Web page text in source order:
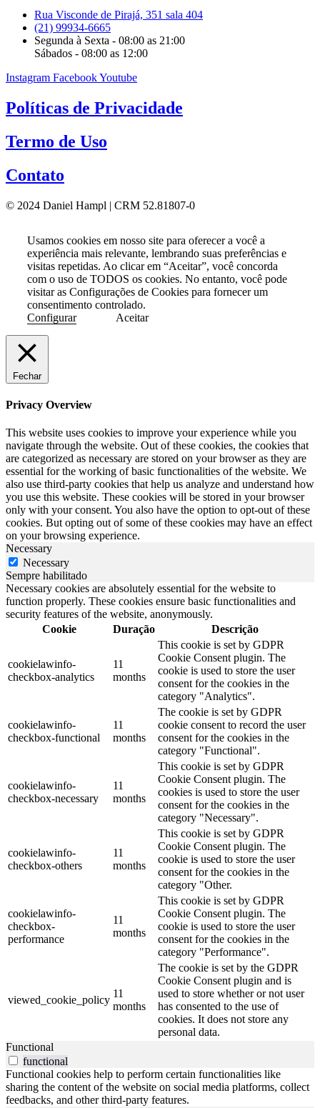
Rua Visconde de Pirajá, 351 sala 404
(21) 99934-6665
Segunda à Sexta - 08:00 as 21:00
Sábados - 08:00 as 12:00
Instagram FacebookYoutube
Políticas de Privacidade
Termo de Uso
Contato
© 2024 Daniel Hampl | CRM 52.81807-0
Usamos cookies em nosso site para oferecer a você a
experiência mais relevante, lembrando suas preferências e
visitas repetidas. Ao clicar em “Aceitar”, você concorda
com o uso de TODOS os cookies. No entanto, você pode
visitar as Configurações de Cookies para fornecer um
consentimento controlado.
Configurar
Aceitar
Fechar
Privacy Overview
This website uses cookies to improve your experience while you
navigate through the website. Out of these cookies, the cookies that
are categorized as necessary are stored on your browser as they are
essential for the working of basic functionalities of the website. We
also use third-party cookies that help us analyze and understand how
you use this website. These cookies will be stored in your browser
only with your consent. You also have the option to opt-out of these
cookies. But opting out of some of these cookies may have an effect
on your browsing experience.
Necessary
Necessary
Sempre habilitado
Necessary cookies are absolutely essential for the website to
function properly. These cookies ensure basic functionalities and
security features of the website, anonymously.
Cookie
Duração Descrição
cookielawinfo-
checkbox-analytics
11
months
This cookie is set by GDPR
Cookie Consent plugin. The
cookie is used to store the user
consent for the cookies in the
category "Analytics".
cookielawinfo-
checkbox-functional
11
months
The cookie is set by GDPR
cookie consent to record the user
consent for the cookies in the
category "Functional".
cookielawinfo-
checkbox-necessary
11
months
This cookie is set by GDPR
Cookie Consent plugin. The
cookies is used to store the user
consent for the cookies in the
category "Necessary".
cookielawinfo-
checkbox-others
11
months
This cookie is set by GDPR
Cookie Consent plugin. The
cookie is used to store the user
consent for the cookies in the
category "Other.
cookielawinfo-
checkbox-
performance
11
months
This cookie is set by GDPR
Cookie Consent plugin. The
cookie is used to store the user
consent for the cookies in the
category "Performance".
viewed_cookie_policy
11
months
The cookie is set by the GDPR
Cookie Consent plugin and is
used to store whether or not user
has consented to the use of
cookies. It does not store any
personal data.
Functional
functional
Functional cookies help to perform certain functionalities like
sharing the content of the website on social media platforms, collect
feedbacks, and other third-party features.